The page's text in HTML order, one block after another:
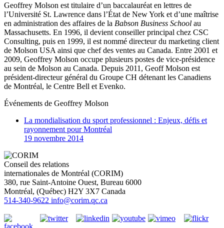
Geoffrey Molson est titulaire d’un baccalauréat en lettres de
l’Université St. Lawrence dans l’État de New York et d’une maîtrise
en administration des affaires de la Babson Business School au
Massachusetts. En 1996, il devient conseiller principal chez CSC
Consulting, puis en 1999, il est nommé directeur du marketing client
de Molson USA ainsi que chef des ventes au Canada. Entre 2001 et
2009, Geoffrey Molson occupe plusieurs postes de vice-présidence
au sein de Molson au Canada. Depuis 2011, Geoff Molson est
président-directeur général du Groupe CH détenant les Canadiens
de Montréal, le Centre Bell et Evenko.
Événements de Geoffrey Molson
La mondialisation du sport professionnel : Enjeux, défis et
rayonnement pour Montréal
19 novembre 2014
Conseil des relations
internationales de Montréal (CORIM)
380, rue Saint-Antoine Ouest, Bureau 6000
Montréal, (Québec) H2Y 3X7 Canada
514-340-9622 info@corim.qc.ca